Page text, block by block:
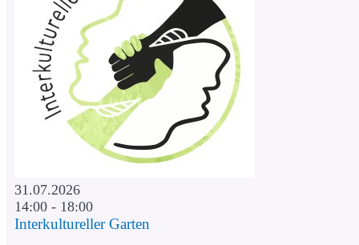
31.07.2026
14:00 - 18:00
Interkultureller Garten